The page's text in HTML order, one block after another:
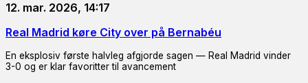
12. mar. 2026, 14:17
Real Madrid køre City over på Bernabéu
En eksplosiv første halvleg afgjorde sagen — Real Madrid vinder
3-0 og er klar favoritter til avancement